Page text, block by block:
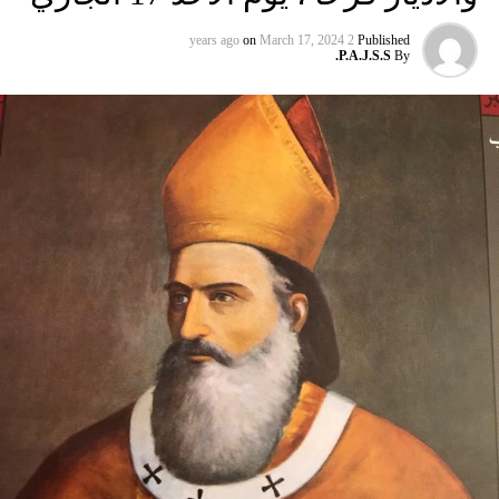
يوغوسلافيا عام 1999، محذّراً من أن بكين «لن تسمح قط بتكرار
حدث تاريخي مأسوي كهذا».
البيرينيه الجبلية أمس، في اليوم الثاني من زيارة دولة من شأنها
أن تسمح بحوار مباشر عن الحرب في أوكرانيا والخلافات
ووصل الزعيمان برفقة زوجتيهما بُعيد الظهر إلى جبل تورماليه،
إحدى محطات الصعود في طواف فرنسا للدرّاجات في أعالي
البيرينيه في جنوب غرب البلاد، حيث ما زال الطقس شتويّاً على
وقصد ماكرون مطعماً جبليّاً يقع على ارتفاع كبير، حيث تناول
الرئيسان مع زوجتيهما الغداء. وقدّم ماكرون هناك هدايا لنظيره
من بطانيات صوف من جبال البيرينيه، وزجاجة أرمانياك،
وقبعات، وسروال أصفر من سباق فرنسا للدرّاجات.
وقال ماكرون لشي: «أعلم أنك تُحبّ الرياضة… سنكون سعداء
وقال دييغو دارين، الخبير في شؤون هايتي من مجموعة الأزمات
الدولية، لبي بي سي إن الأزمة تفاقمت بعد توحيد العصابات
جبهتهم التي كانت متناحرة منذ وقت قريب.
اضطر العديد من مواطني هايتي إلى ترك منازلهم بسبب أعمال